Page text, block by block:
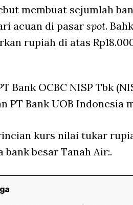
membuat sejumlah
acuan di pasar spot.
rupiah di atas
Bank OCBC NISP Tbk
PT Bank UOB Indonesia
kurs nilai tukar
bank besar Tanah Air:.